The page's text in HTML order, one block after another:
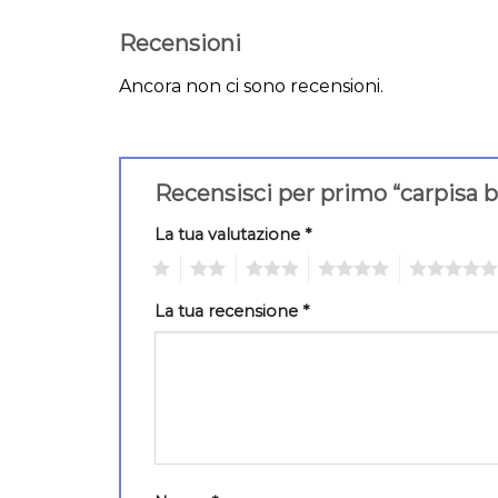
Recensioni
Ancora non ci sono recensioni.
Recensisci per primo “carpisa
La tua valutazione *
La tua recensione *